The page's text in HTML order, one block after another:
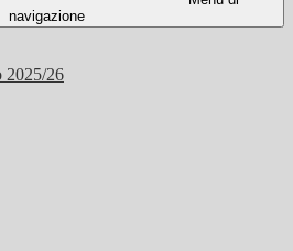
navigazione
2025/26